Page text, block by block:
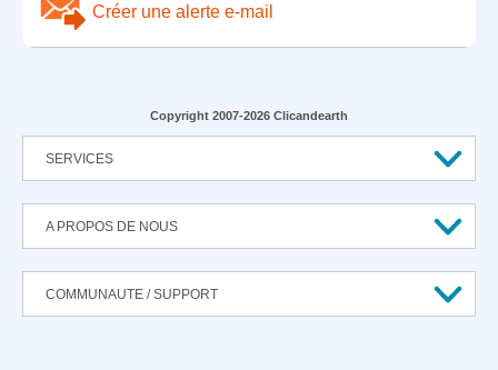
Créer une alerte e-mail
Copyright 2007-2026 Clicandearth
SERVICES
A PROPOS DE NOUS
COMMUNAUTE / SUPPORT